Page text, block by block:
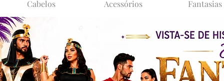
Cabelos Acessórios Fantasias